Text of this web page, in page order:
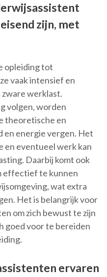
zijn, met
opleiding tot
vaak intensief en
zware werklast.
volgen, worden
theoretische en
en energie vergen. Het
en eventueel werk kan
Daarbij komt ook
effectief te kunnen
wat extra
Het is belangrijk voor
om zich bewust te zijn
goed voor te bereiden
ervaren